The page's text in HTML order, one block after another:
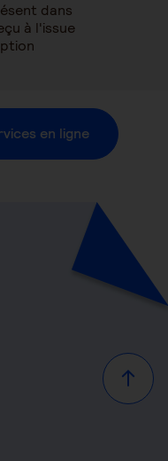
dans
à l'issue
en ligne
Haut